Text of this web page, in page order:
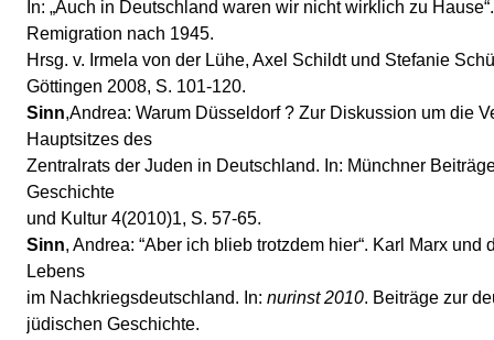
In: „Auch in Deutschland waren wir nicht wirklich zu
Remigration nach 1945.
Hrsg. v. Irmela von der Lühe, Axel Schildt und Stefanie
Göttingen 2008, S. 101-120.
Sinn,Andrea: Warum Düsseldorf ? Zur Diskussion um die
Hauptsitzes des
Zentralrats der Juden in Deutschland. In: Münchner
Geschichte
und Kultur 4(2010)1, S. 57-65.
Sinn, Andrea: “Aber ich blieb trotzdem hier“. Karl Marx und
Lebens
im Nachkriegsdeutschland. In: nurinst 2010. Beiträge zur
jüdischen Geschichte.